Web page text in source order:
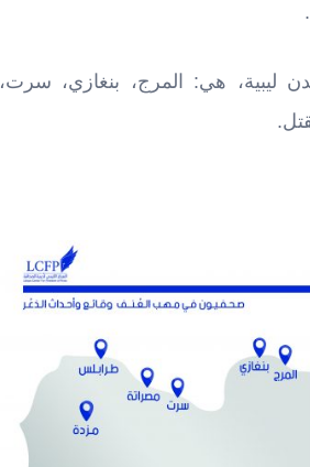
التقرير 26 حالة اعتداء، توزعت على 6 مدن ليبية، هي: المرج، بنغازي، سرت،